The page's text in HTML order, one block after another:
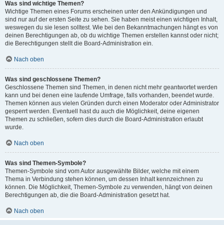
Was sind wichtige Themen?
Wichtige Themen eines Forums erscheinen unter den Ankündigungen und
sind nur auf der ersten Seite zu sehen. Sie haben meist einen wichtigen Inhalt,
weswegen du sie lesen solltest. Wie bei den Bekanntmachungen hängt es von
deinen Berechtigungen ab, ob du wichtige Themen erstellen kannst oder nicht;
die Berechtigungen stellt die Board-Administration ein.
Nach oben
Was sind geschlossene Themen?
Geschlossene Themen sind Themen, in denen nicht mehr geantwortet werden
kann und bei denen eine laufende Umfrage, falls vorhanden, beendet wurde.
Themen können aus vielen Gründen durch einen Moderator oder Administrator
gesperrt werden. Eventuell hast du auch die Möglichkeit, deine eigenen
Themen zu schließen, sofern dies durch die Board-Administration erlaubt
wurde.
Nach oben
Was sind Themen-Symbole?
Themen-Symbole sind vom Autor ausgewählte Bilder, welche mit einem
Thema in Verbindung stehen können, um dessen Inhalt kennzeichnen zu
können. Die Möglichkeit, Themen-Symbole zu verwenden, hängt von deinen
Berechtigungen ab, die die Board-Administration gesetzt hat.
Nach oben